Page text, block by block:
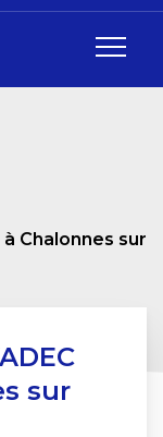
à Chalonnes sur
sur